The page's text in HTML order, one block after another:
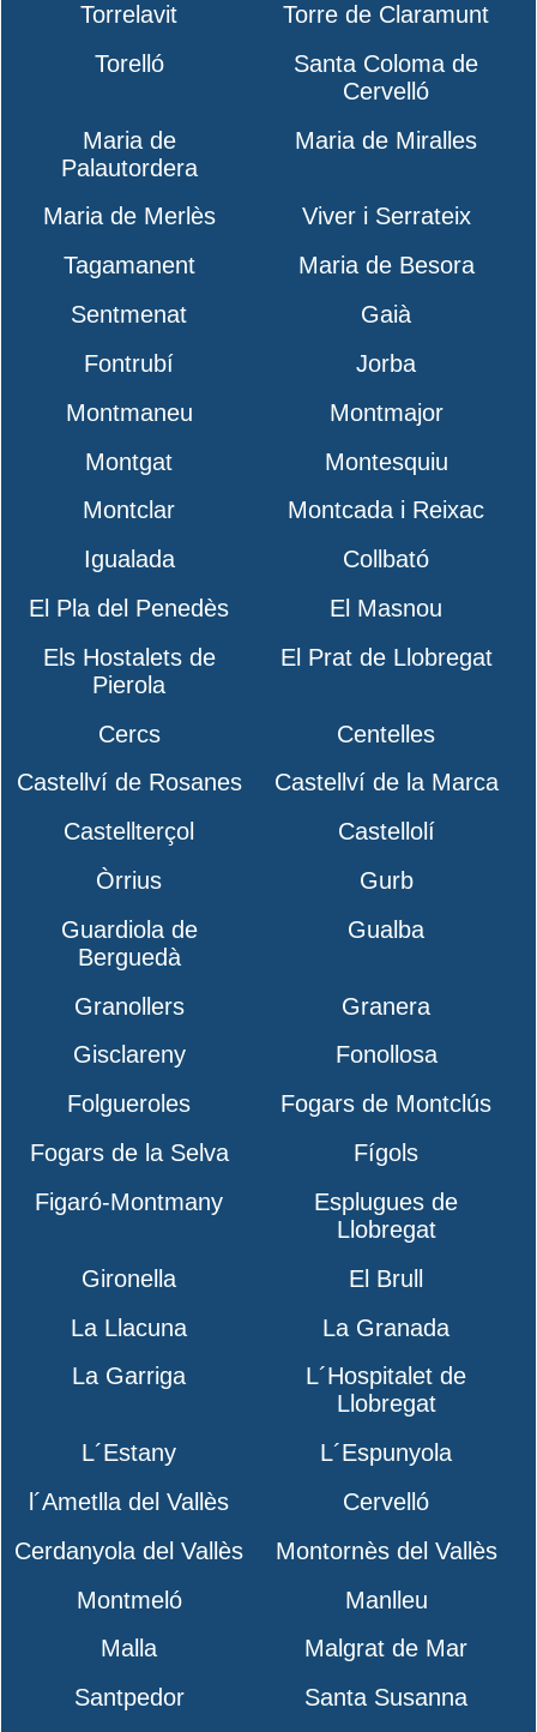
Torrelavit
Torre de Claramunt
Torelló
Santa Coloma de
Cervelló
Maria de
Palautordera
Maria de Miralles
Maria de Merlès
Viver i Serrateix
Tagamanent
Maria de Besora
Sentmenat
Gaià
Fontrubí
Jorba
Montmaneu
Montmajor
Montgat
Montesquiu
Montclar
Montcada i Reixac
Igualada
Collbató
El Pla del Penedès
El Masnou
Els Hostalets de
Pierola
El Prat de Llobregat
Cercs
Centelles
Castellví de Rosanes
Castellví de la Marca
Castellterçol
Castellolí
Òrrius
Gurb
Guardiola de
Berguedà
Gualba
Granollers
Granera
Gisclareny
Fonollosa
Folgueroles
Fogars de Montclús
Fogars de la Selva
Fígols
Figaró-Montmany
Esplugues de
Llobregat
Gironella
El Brull
La Llacuna
La Granada
La Garriga
L´Hospitalet de
Llobregat
L´Estany
L´Espunyola
l´Ametlla del Vallès
Cervelló
Cerdanyola del Vallès
Montornès del Vallès
Montmeló
Manlleu
Malla
Malgrat de Mar
Santpedor
Santa Susanna